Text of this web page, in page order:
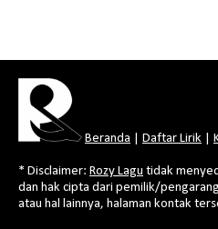
Beranda Daftar Lirik
* Disclaimer: Rozy Lagu tidak
dan hak cipta dari pemilik/
atau hal lainnya, halaman kontak